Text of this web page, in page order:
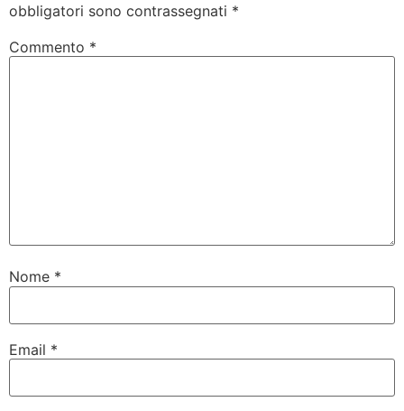
obbligatori sono contrassegnati *
Commento *
Nome *
Email *